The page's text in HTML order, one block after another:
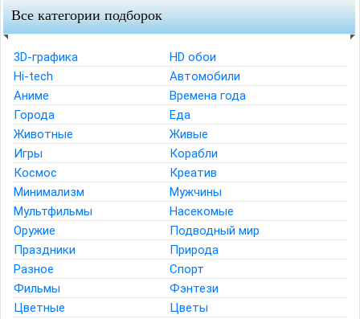
Все категории подборок
3D-графика
HD обои
Hi-tech
Автомобили
Аниме
Времена года
Города
Еда
Животные
Живые
Игры
Корабли
Космос
Креатив
Минимализм
Мужчины
Мультфильмы
Насекомые
Оружие
Подводный мир
Праздники
Природа
Разное
Спорт
Фильмы
Фэнтези
Цветные
Цветы